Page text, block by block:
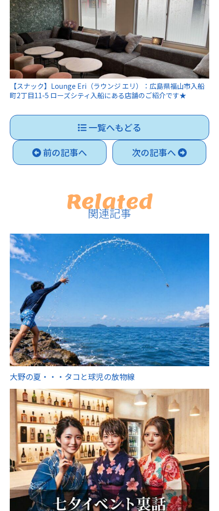
【スナック】Lounge Eri（ラウンジ エリ）：広島県福山市入船
町2丁目11-5 ローズシティ入船にある店舗のご紹介です★
一覧へもどる
前の記事へ
次の記事へ
Related
関連記事
大野の夏・・・タコと球児の放物線